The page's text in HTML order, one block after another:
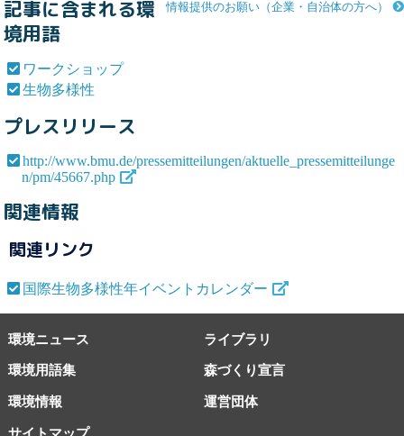
情報提供のお願い（企業・自治体の方へ）
記事に含まれる環
境用語
ワークショップ
生物多様性
プレスリリース
http://www.bmu.de/pressemitteilungen/aktuelle_pressemitteilunge
n/pm/45667.php
関連情報
関連リンク
国際生物多様性年イベントカレンダー
環境ニュース ライブラリ
環境用語集 森づくり宣言
環境情報
サイトマップ
運営団体